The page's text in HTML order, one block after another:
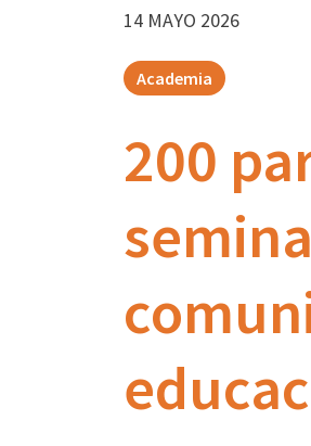
14 MAYO 2026
Academia
200